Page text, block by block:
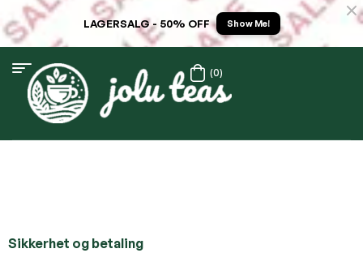
LAGERSALG - 50% OFF Show Me!
(0)
Sikkerhet og betaling